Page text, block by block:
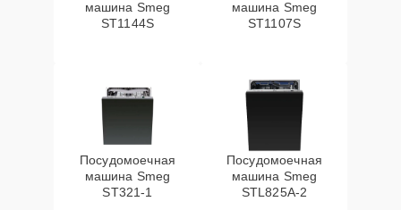
машина Smeg
ST1144S
машина Smeg
ST1107S
Посудомоечная
машина Smeg
ST321-1
Посудомоечная
машина Smeg
STL825A-2